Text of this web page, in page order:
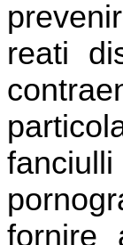
reati
fornire